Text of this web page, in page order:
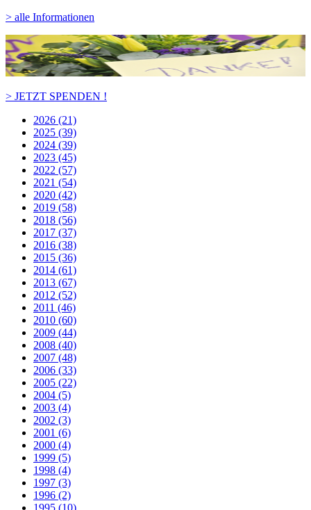
> alle Informationen
> JETZT SPENDEN !
2026 (21)
2025 (39)
2024 (39)
2023 (45)
2022 (57)
2021 (54)
2020 (42)
2019 (58)
2018 (56)
2017 (37)
2016 (38)
2015 (36)
2014 (61)
2013 (67)
2012 (52)
2011 (46)
2010 (60)
2009 (44)
2008 (40)
2007 (48)
2006 (33)
2005 (22)
2004 (5)
2003 (4)
2002 (3)
2001 (6)
2000 (4)
1999 (5)
1998 (4)
1997 (3)
1996 (2)
1995 (10)